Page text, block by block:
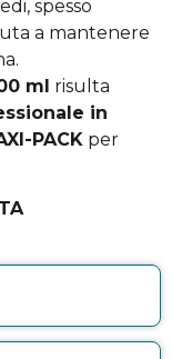
spesso
a mantenere
ml risulta
in
PACK per